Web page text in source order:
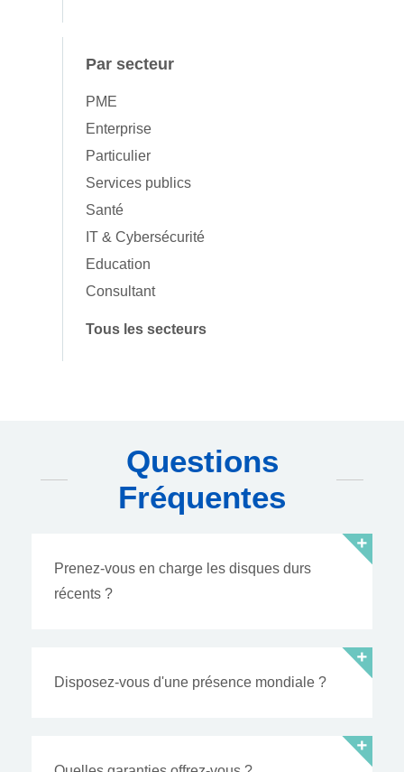
Par secteur
PME
Enterprise
Particulier
Services publics
Santé
IT & Cybersécurité
Education
Consultant
Tous les secteurs
Questions
Fréquentes
Prenez-vous en charge les disques durs
récents ?
Disposez-vous d'une présence mondiale ?